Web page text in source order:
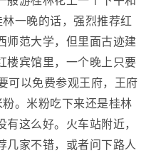
一晚的话，强烈推荐红
师范大学，但里面古迹建
楼宾馆里，一个晚上只要
可以免费参观王府，王府
。米粉吃下来还是桂林
这么好。火车站附近，
几家不错，或者问下路人